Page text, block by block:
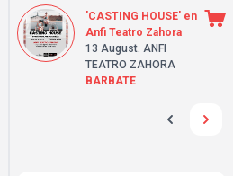
'CASTING HOUSE' en
Anfi Teatro Zahora
13 August. ANFI
TEATRO ZAHORA
BARBATE